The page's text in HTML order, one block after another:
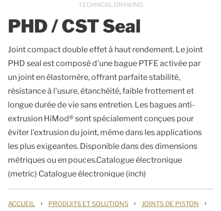
PHD / CST Seal
Joint compact double effet à haut rendement. Le joint
PHD seal est composé d'une bague PTFE activée par
un joint en élastomère, offrant parfaite stabilité,
résistance à l'usure, étanchéité, faible frottement et
longue durée de vie sans entretien. Les bagues anti-
extrusion HiMod® sont spécialement conçues pour
éviter l'extrusion du joint, même dans les applications
les plus exigeantes. Disponible dans des dimensions
métriques ou en pouces.Catalogue électronique
(metric) Catalogue électronique (inch)
TECHNICAL DRAWING
ACCUEIL › PRODUITS ET SOLUTIONS › JOINTS DE PISTON ›